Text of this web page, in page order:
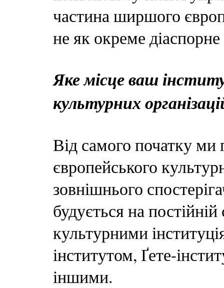
частина ширшого
не як окреме
Яке місце ваш
культурних
Від самого початку ми
європейського
зовнішнього
будується на
культурними
інститутом, Ґете-
іншими.